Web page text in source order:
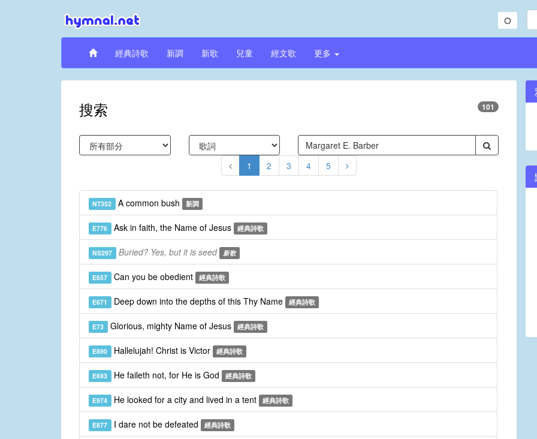
經典詩歌 新調 新歌 兒童 經文歌 更多
搜索 101
1 2 3 4 5
NT352 A common bush 新調
E776 Ask in faith, the Name of Jesus 經典詩歌
NS297 Buried? Yes, but it is seed 新歌
E657 Can you be obedient 經典詩歌
E671 Deep down into the depths of this Thy Name 經典詩歌
E73 Glorious, mighty Name of Jesus 經典詩歌
E890 Hallelujah! Christ is Victor 經典詩歌
E693 He faileth not, for He is God 經典詩歌
E974 He looked for a city and lived in a tent 經典詩歌
E877 I dare not be defeated 經典詩歌